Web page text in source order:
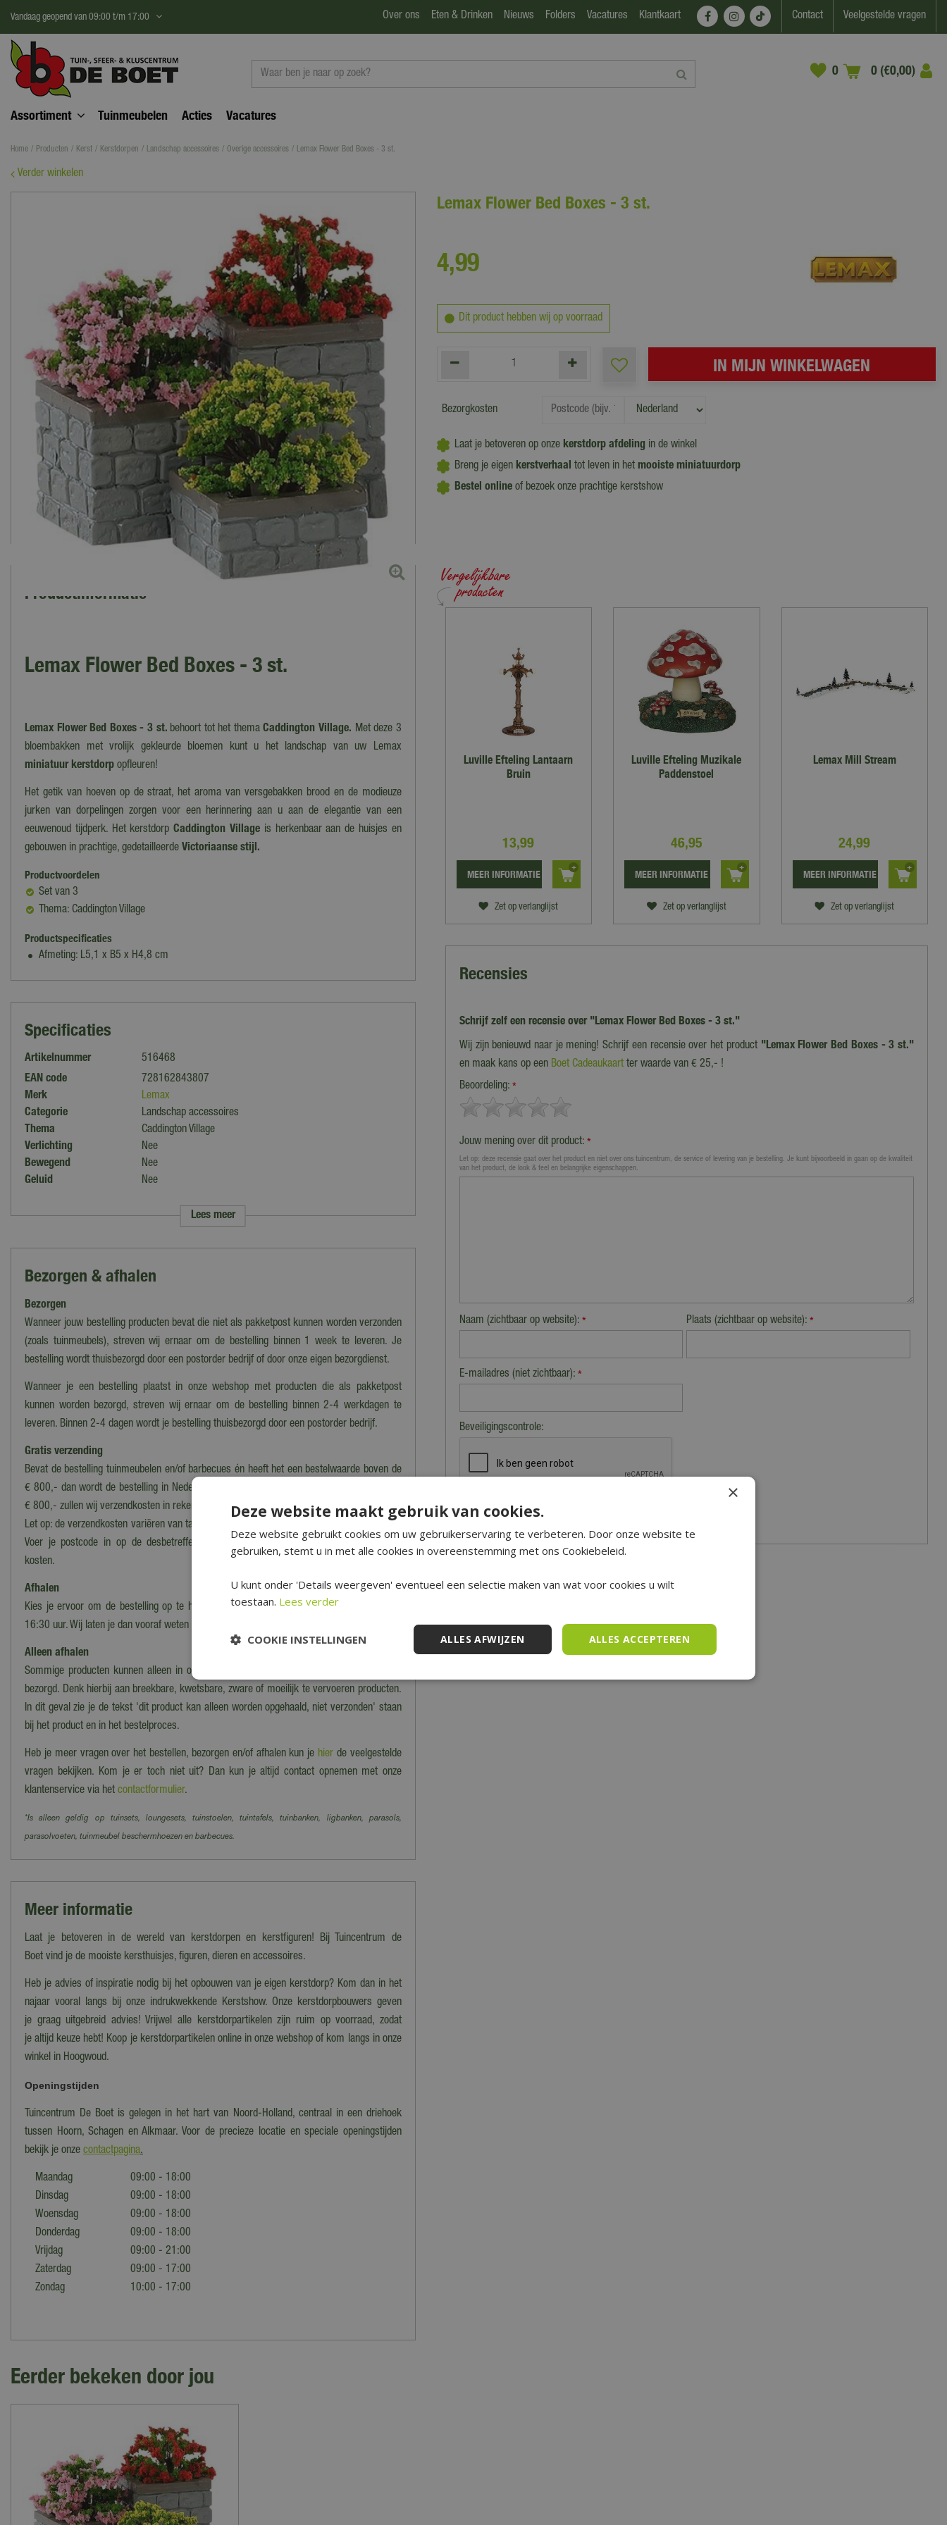
content
Home Producten Kerst Kerstdorpen Landschap accessoires Overige accessoires Lemax Flower Bed Boxes - 3 st.
Vandaag geopend van 09:00 t/m 17:00 Over ons Eten & Drinken Nieuws Folders Vacatures Klantkaart Contact Veelgestelde vragen
0 (€0,00)
Assortiment Tuinmeubelen Acties Vacatures
Verder winkelen
Lemax Flower Bed Boxes - 3 st.
4,99
Dit product hebben wij op voorraad
Bezorgkosten
Laat je betoveren op onze kerstdorp afdeling in de winkel
Breng je eigen kerstverhaal tot leven in het mooiste miniatuurdorp
Bestel online of bezoek onze prachtige kerstshow
Productinformatie
Lemax Flower Bed Boxes - 3 st.
Lemax Flower Bed Boxes - 3 st. behoort tot het themaCaddington Village. Met deze 3
bloembakken met vrolijk gekleurde bloemen kunt u het landschap van uw Lemax
miniatuur kerstdorp opfleuren!
Het getik van hoeven op de straat, het aroma van versgebakken brood en de modieuze
jurken van dorpelingen zorgen voor een herinnering aan u aan de elegantie van een
eeuwenoud tijdperk. Het kerstdorpCaddington Village is herkenbaar aan de huisjes en
gebouwen in prachtige, gedetailleerde Victoriaanse stijl.
Productvoordelen
Set van 3
Thema: Caddington Village
Productspecificaties
Afmeting: L5,1 x B5 x H4,8 cm
Specificaties
Artikelnummer
516468
EAN code
728162843807
Merk
Lemax
Categorie
Landschap accessoires
Thema
Caddington Village
Verlichting
Nee
Bewegend
Nee
Geluid
Nee
Lees meer
Bezorgen & afhalen
Bezorgen
Wanneer jouw bestelling producten bevat die niet als pakketpost kunnen worden verzonden
(zoals tuinmeubels), streven wij ernaar om de bestelling binnen 1 week te leveren. Je
bestelling wordt thuisbezorgd door een postorder bedrijf of door onze eigen bezorgdienst.
Wanneer je een bestelling plaatst in onze webshop met producten die als pakketpost
kunnen worden bezorgd, streven wij ernaar om de bestelling binnen 2-4 werkdagen te
leveren. Binnen 2-4 dagen wordt je bestelling thuisbezorgd door een postorder bedrijf.
Gratis verzending
Bevat de bestelling tuinmeubelen en/of barbecues én heeft het een bestelwaarde boven de
€ 800,- dan wordt de bestelling in Nederland
€ 800,- zullen wij verzendkosten in rekening brengen.
Let op: de verzendkosten variëren van tarief i.v.m. grootte en het gewicht van de bestelling.
Voer je postcode in op de desbetreffende productpagina voor een berekening van de
kosten.
Afhalen
Kies je ervoor om de bestelling op te halen in ons magazijn/onze winkel dan kan dat tot
16:30 uur. Wij laten je dan vooraf weten wanneer en waar de bestelling precies klaarstaat.
Alleen afhalen
Sommige producten kunnen alleen in onze winkel worden afgehaald en worden dus niet
bezorgd. Denk hierbij aan breekbare, kwetsbare, zware of moeilijk te vervoeren producten.
In dit geval zie je de tekst 'dit product kan alleen worden opgehaald, niet verzonden' staan
bij het product en in het bestelproces.
Heb je meer vragen over het bestellen, bezorgen en/of afhalen kun je hier de veelgestelde
vragen bekijken. Kom je er toch niet uit? Dan kun je altijd contact opnemen met onze
klantenservice via het contactformulier.
*Is alleen geldig op tuinsets, loungesets, tuinstoelen, tuintafels, tuinbanken, ligbanken, parasols,
parasolvoeten, tuinmeubel beschermhoezen en barbecues.
Meer informatie
Laat je betoveren in de wereld van kerstdorpen en kerstfiguren! Bij Tuincentrum de
Boet vind je de mooiste kersthuisjes, figuren, dieren en accessoires.
Heb je advies of inspiratie nodig bij het opbouwen van je eigen kerstdorp? Kom dan in het
najaar vooral langs bij onze indrukwekkende Kerstshow. Onze kerstdorpbouwers geven
je graag uitgebreid advies! Vrijwel alle kerstdorpartikelen zijn ruim op voorraad, zodat
je altijd keuze hebt! Koop je kerstdorpartikelen online in onze webshop of kom langs in onze
winkel in Hoogwoud.
Openingstijden
Tuincentrum De Boet is gelegen in het hart van Noord-Holland, centraal in een driehoek
tussen Hoorn, Schagen en Alkmaar. Voor de precieze locatie en speciale openingstijden
bekijk je onze contactpagina.
Maandag
09:00 - 18:00
Dinsdag
09:00 - 18:00
Woensdag
09:00 - 18:00
Donderdag
09:00 - 18:00
Vrijdag
09:00 - 21:00
Zaterdag
09:00 - 17:00
Zondag
10:00 - 17:00
Luville Efteling Lantaarn
Bruin
13,99
Zet op verlanglijst
MEER INFORMATIE
Luville Efteling Muzikale
Paddenstoel
46,95
Zet op verlanglijst
MEER INFORMATIE
Lemax Mill Stream
24,99
Zet op verlanglijst
MEER INFORMATIE
Recensies
Schrijf zelf een recensie over "Lemax Flower Bed Boxes - 3 st."
Wij zijn benieuwd naar je mening! Schrijf een recensie over het product "Lemax Flower Bed Boxes - 3 st."
en maak kans op een Boet Cadeaukaartter waarde van € 25,- !
Beoordeling: *
Jouw mening over dit product: *
Let op: deze recensie gaat over het product en niet over ons tuincentrum, de service of levering van je bestelling. Je kunt bijvoorbeeld in gaan op de kwaliteit
van het product, de look & feel en belangrijke eigenschappen.
Naam (zichtbaar op website): * Plaats (zichtbaar op website):*
E-mailadres (niet zichtbaar): *
Beveiligingscontrole:
Eerder bekeken door jou
×
Deze website maakt gebruik van cookies.
Deze website gebruikt cookies om uw gebruikerservaring te verbeteren. Door onze website te
gebruiken, stemt u in met alle cookies in overeenstemming met ons Cookiebeleid.
U kunt onder 'Details weergeven' eventueel een selectie maken van wat voor cookies u wilt
toestaan. Lees verder
ALLES ACCEPTEREN
ALLES AFWIJZEN
COOKIE INSTELLINGEN